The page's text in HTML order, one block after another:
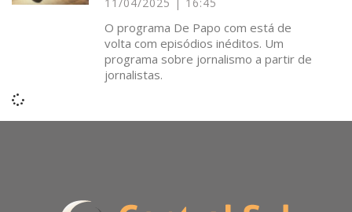
O programa De Papo com está de
volta com episódios inéditos. Um
programa sobre jornalismo a partir de
jornalistas.